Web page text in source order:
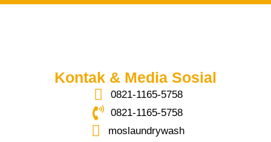
Kontak & Media Sosial
0821-1165-5758
0821-1165-5758
moslaundrywash